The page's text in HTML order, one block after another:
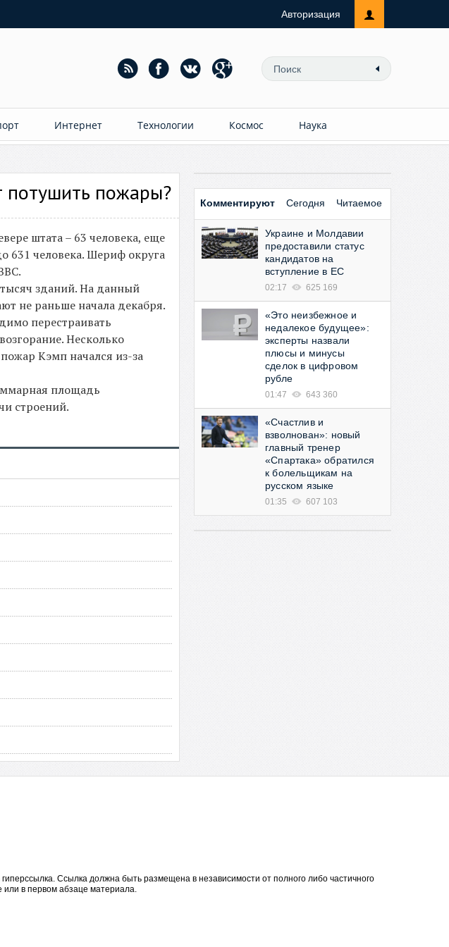
Авторизация
Интернет Технологии Космос Наука
потушить пожары?
штата – 63 человека, еще
631 человека. Шериф округа
зданий. На данный
не раньше начала декабря.
перестраивать
Несколько
Кэмп начался из-за
площадь
строений.
Комментируют Сегодня Читаемое
Украине и Молдавии
предоставили статус
кандидатов на
вступление в ЕС
02:17 625 169
«Это неизбежное и
недалекое будущее»:
эксперты назвали
плюсы и минусы
сделок в цифровом
рубле
01:47 643 360
«Счастлив и
взволнован»: новый
главный тренер
«Спартака» обратился
к болельщикам на
русском языке
01:35 607 103
Ссылка должна быть размещена в независимости от полного либо частичного
или в первом абзаце материала.